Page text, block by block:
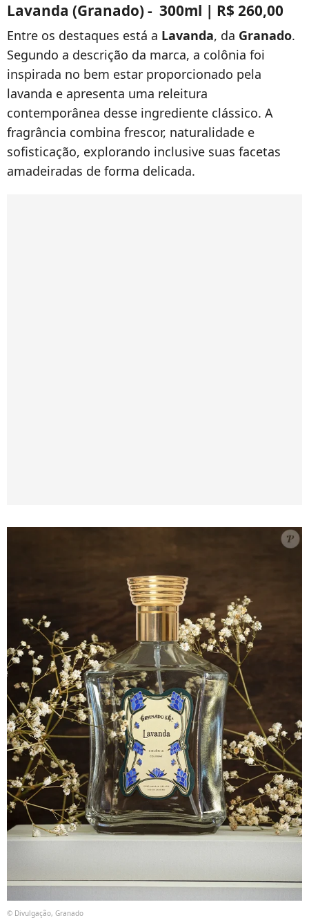
Lavanda (Granado) - 300ml | R$ 260,00
Entre os destaques está a Lavanda, da Granado.
Segundo a descrição da marca, a colônia foi
inspirada no bem estar proporcionado pela
lavanda e apresenta uma releitura
contemporânea desse ingrediente clássico. A
fragrância combina frescor, naturalidade e
sofisticação, explorando inclusive suas facetas
amadeiradas de forma delicada.
© Divulgação, Granado